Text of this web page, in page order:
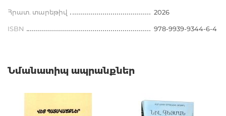
Հրատ. տարեթիվ 2026
ISBN 978-9939-9344-6-4
Նմանատիպ ապրանքներ